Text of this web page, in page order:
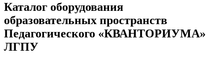
Каталог оборудования
образовательных пространств
Педагогического «КВАНТОРИУМА»
ЛГПУ